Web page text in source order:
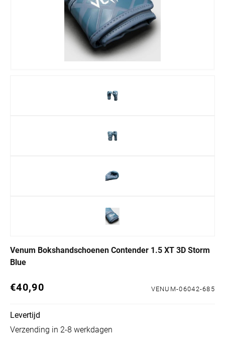
Venum Bokshandschoenen Contender 1.5 XT 3D Storm
Blue
Normale prijs
€40,90 VENUM-06042-685
Levertijd
Verzending in 2-8 werkdagen